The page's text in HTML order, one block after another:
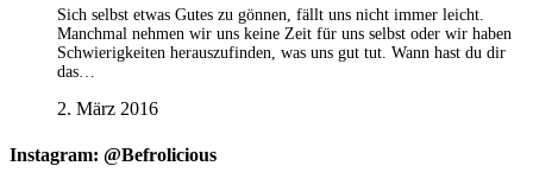
Sich selbst etwas Gutes zu gönnen, fällt uns nicht immer leicht.
Manchmal nehmen wir uns keine Zeit für uns selbst oder wir haben
Schwierigkeiten herauszufinden, was uns gut tut. Wann hast du dir
das…
2. März 2016
Instagram: @Befrolicious